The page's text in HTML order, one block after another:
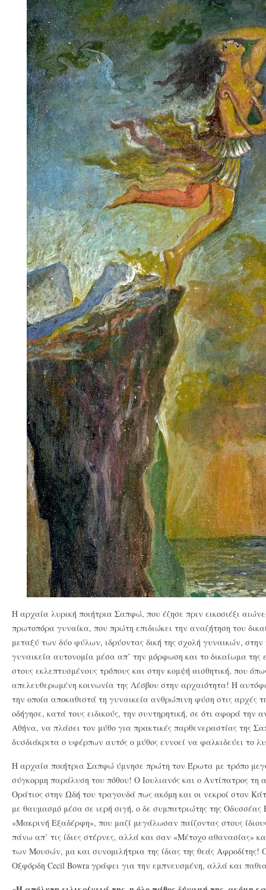
H αρχαία λυρική ποιήτρια Σαπφώ, που έζησε πριν εικοσιέξι
πρωτοπόρα γυναίκα, που πρώτη επιδιώκει την αναζήτηση του
μεταξύ των δύο φύλων, ιδρύοντας δική της σχολή γυναικών,
γυναικεία αυτονομία μέσα απ’ την μόρφωση και το δικαίωμα της
στους εκλεπτυσμένους τρόπους και στην κομψή αισθητική, που
απελευθερωμένη κοινωνία της Λέσβου στην αρχαιότητα! Η
την οποία αποκαθιστά τη γυναικεία ανθρώπινη φύση στις αρχές
οδήγησε, κατά τους ειδικούς, την συντηρητική, σε ότι αφορά την
Αθήνα, να πλάσει τον μύθο για πρακτικές παρθενεραστίας της
δυσδιάκριτα ο υφέρπων αυτός ο μύθος εννοεί να φαλκιδεύει το
Η αρχαία ποιήτρια Σαπφώ ύμνησε πρώτη τον Έρωτα με τρόπο
σύγκορμη παράλυση του πόθου! Ο Ιουλιανός και ο Αντίπατρος τη
Οράτιος στην Ωδή του τραγουδά πως ακόμη και οι νεκροί στον
με θαυμασμό μέσα σε ιερή σιγή, ο δε συμπατριώτης της Οδυσσέας
«Μακρινή Εξαδέρφη», που μαζί μεγάλωσαν παίζοντας στους
πάνω απ’ τις ίδιες στέρνες, αλλά και σαν «Μέτοχο αθανασίας»
των Μουσών, μα και συνομιλήτρια της ίδιας της θεάς Αφροδίτης!
Οξφόρδη Cecil Bowra γράφει για την εμπνευσμένη, αλλά και